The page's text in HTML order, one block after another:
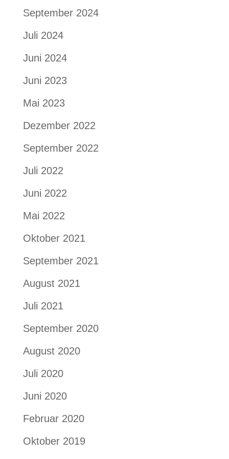
September 2024
Juli 2024
Juni 2024
Juni 2023
Mai 2023
Dezember 2022
September 2022
Juli 2022
Juni 2022
Mai 2022
Oktober 2021
September 2021
August 2021
Juli 2021
September 2020
August 2020
Juli 2020
Juni 2020
Februar 2020
Oktober 2019